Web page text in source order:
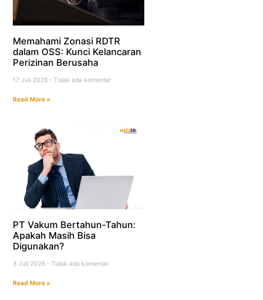
Memahami Zonasi RDTR
dalam OSS: Kunci Kelancaran
Perizinan Berusaha
17 Juli 2026 Tidak ada komentar
Read More »
PT Vakum Bertahun-Tahun:
Apakah Masih Bisa
Digunakan?
3 Juli 2026 Tidak ada komentar
Read More »